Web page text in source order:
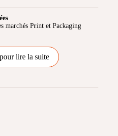
marchés Print et Packaging
lire la suite